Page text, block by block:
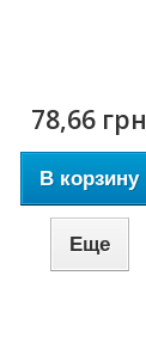
78,66 грн
В корзину
Еще